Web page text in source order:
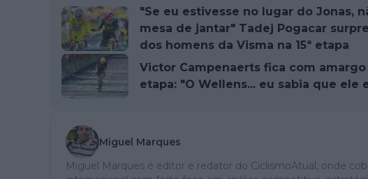
"Se eu estivesse no lugar do Jonas,
mesa de jantar" Tadej Pogacar
dos homens da Visma na 15ª etapa
Victor Campenaerts fica com amargo
etapa: "O Wellens... eu sabia que ele
Miguel Marques
Miguel Marques é editor e redator do CiclismoAtual, onde